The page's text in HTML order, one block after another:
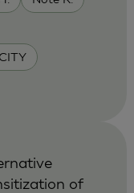
of